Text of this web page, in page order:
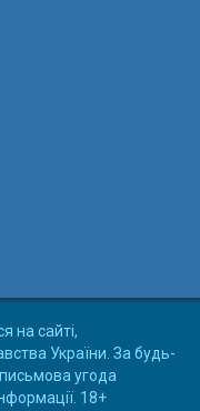
на сайті,
України. За будь-
угода
18+